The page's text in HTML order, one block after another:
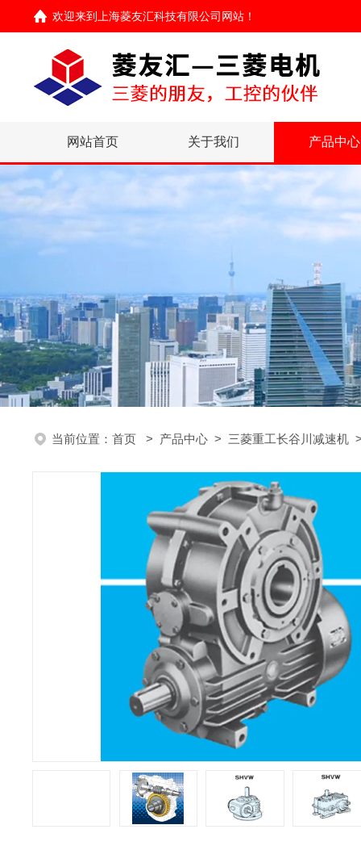
欢迎来到 上海菱友汇科技有限公司网站 ！
网站首页 关于我们 产品中心
当前位置： 首页 > 产品中心 > 三菱重工长谷川减速机